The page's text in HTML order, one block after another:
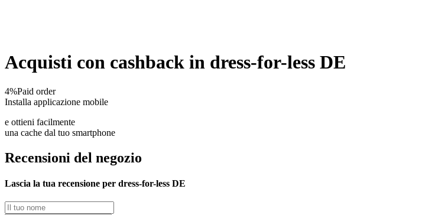
Acquisti con cashback in dress-for-less DE
4%Paid order
Installa applicazione mobile
e ottieni facilmente
una cache dal tuo smartphone
Recensioni del negozio
Lascia la tua recensione per dress-for-less DE